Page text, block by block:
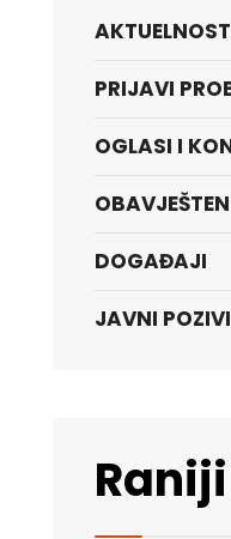
PRIJAVI
OGLASI I
DOGAĐAJI
JAVNI POZIVI